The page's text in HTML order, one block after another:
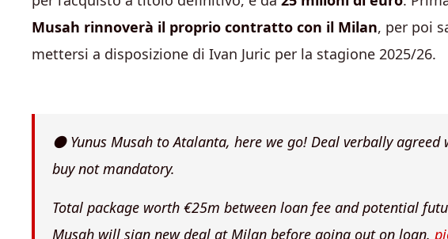
Musah rinnoverà il proprio contratto con il Milan, per poi
mettersi a disposizione di Ivan Juric per la stagione 2025/26.
buy not mandatory.
Musah will sign new deal at Milan before going out on loan.